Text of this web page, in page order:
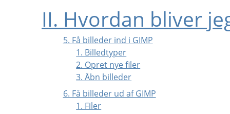
II. Hvordan bliver
5. Få billeder ind i GIMP
1. Billedtyper
2. Opret nye filer
3. Åbn billeder
6. Få billeder ud af GIMP
1. Filer